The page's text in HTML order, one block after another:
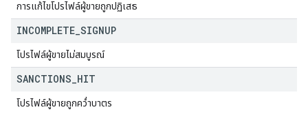
การแก้ไขโปรไฟล์ผู้ขายถูกปฏิเสธ
INCOMPLETE SIGNUP
โปรไฟล์ผู้ขายไม่สมบูรณ์
SANCTIONS HIT
โปรไฟล์ผู้ขายถูกคว่ำบาตร